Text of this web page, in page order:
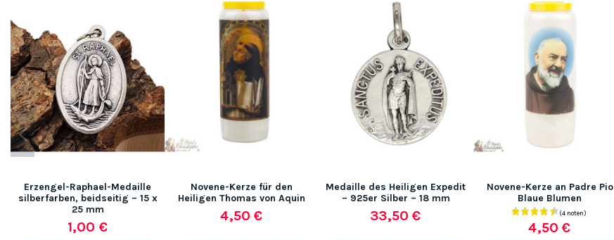
Erzengel-Raphael-Medaille
silberfarben, beidseitig – 15 x
25 mm
1,00 €
Novene-Kerze für den
Heiligen Thomas von Aquin
4,50 €
Medaille des Heiligen Expedit
– 925er Silber – 18 mm
33,50 €
Novene-Kerze an Padre Pio
Blaue Blumen
4,50 €